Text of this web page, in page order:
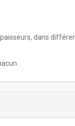
dans